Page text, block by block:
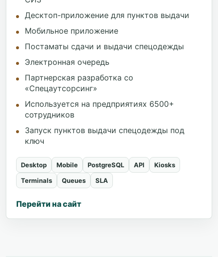
Десктоп-приложение для пунктов выдачи
Мобильное приложение
Постаматы сдачи и выдачи спецодежды
Электронная очередь
Партнерская разработка со
«Спецаутсорсинг»
Используется на предприятиях 6500+
сотрудников
Запуск пунктов выдачи спецодежды под
ключ
Desktop Mobile PostgreSQL API
Kiosks
Terminals
Queues SLA
Перейти на сайт